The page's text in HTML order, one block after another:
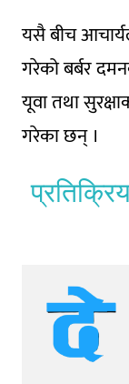
यसै बीच
गरेको बर्बर
यूवा तथा
गरेका छन् ।